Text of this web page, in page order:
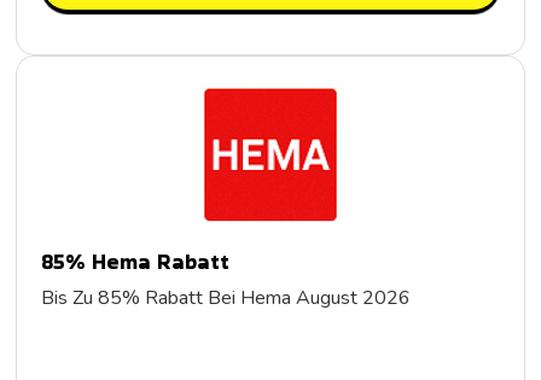
85% Hema Rabatt
Bis Zu 85% Rabatt Bei Hema August 2026